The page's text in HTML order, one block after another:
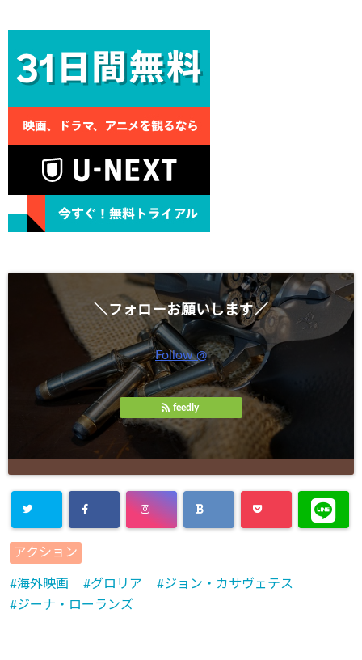
＼フォローお願いします／
Follow @
feedly
アクション
海外映画 グロリア
ジョン・カサヴェテス
ジーナ・ローランズ